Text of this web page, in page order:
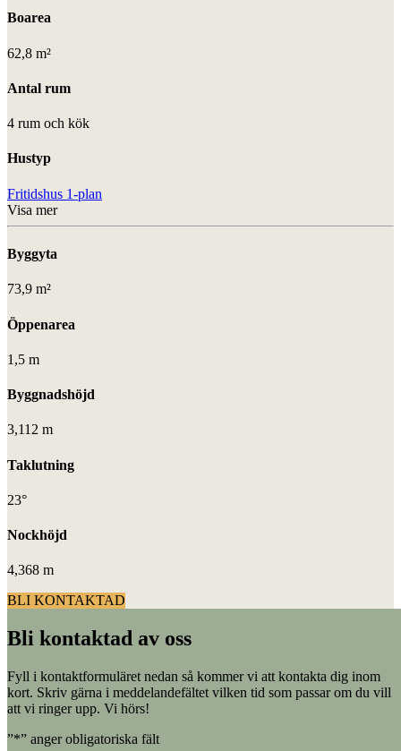
Boarea
62,8 m²
Antal rum
4 rum och kök
Hustyp
Fritidshus 1-plan
Visa mer
Byggyta
73,9 m²
Öppenarea
1,5 m
Byggnadshöjd
3,112 m
Taklutning
23°
Nockhöjd
4,368 m
BLI KONTAKTAD
Bli kontaktad av oss
Fyll i kontaktformuläret nedan så kommer vi att kontakta dig inom
kort. Skriv gärna i meddelandefältet vilken tid som passar om du vill
att vi ringer upp. Vi hörs!
”*” anger obligatoriska fält
Planritning